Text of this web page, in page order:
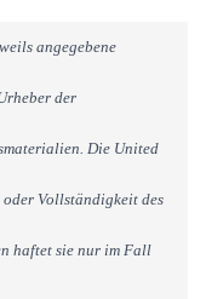
angegebene
der
Die United
Vollständigkeit des
haftet sie nur im Fall